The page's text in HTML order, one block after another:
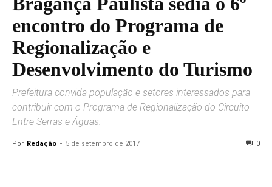
encontro do Programa de
Regionalização e
Desenvolvimento do Turismo
Prefeitura convida população e setores interessados para
contribuir com o Programa de Regionalização do Circuito
Entre Serras e Águas.
Por Redação - 5 de setembro de 2017 0